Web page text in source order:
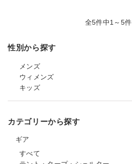
全5件中1～5件
性別から探す
メンズ
ウィメンズ
キッズ
カテゴリーから探す
ギア
すべて